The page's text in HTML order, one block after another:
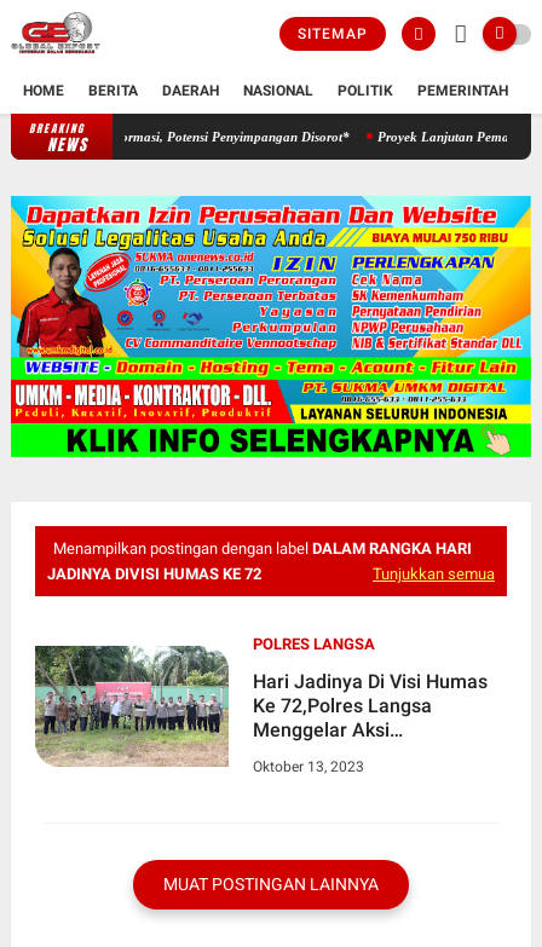
SITEMAP
HOME BERITA DAERAH NASIONAL POLITIK PEMERINTAH
BREAKING
NEWS *Proyek Aspirasi Dewan Diduga Abaikan Keterbukaan Informasi, Potensi
Menampilkan postingan dengan label DALAM RANGKA HARI
JADINYA DIVISI HUMAS KE 72
Tunjukkan semua
POLRES LANGSA
Hari Jadinya Di Visi Humas
Ke 72,Polres Langsa
Menggelar Aksi
Kecamatan Langsa Timur.
Oktober 13, 2023
MUAT POSTINGAN LAINNYA